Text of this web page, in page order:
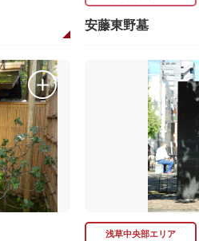
安藤東野墓
浅草中央部エリア